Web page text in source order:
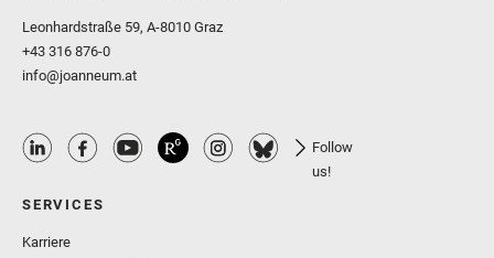
Leonhardstraße 59, A-8010 Graz
+43 316 876-0
info@joanneum.at
Follow
us!
SERVICES
Karriere